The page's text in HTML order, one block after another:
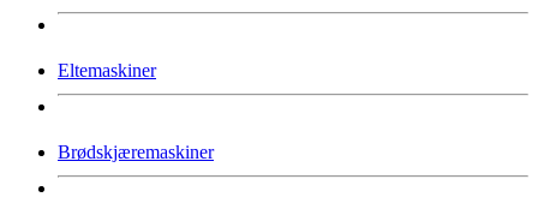
Eltemaskiner
Brødskjæremaskiner